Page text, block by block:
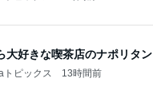
大好きな喫茶店のナポリタン
トピックス 13時間前